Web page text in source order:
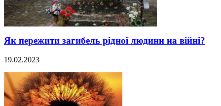
Як пережити загибель рідної людини на війні?
19.02.2023